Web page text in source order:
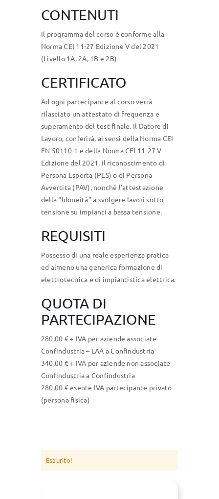
CONTENUTI
Il programma del corso è conforme alla
Norma CEI 11-27 Edizione V del 2021
(Livello 1A, 2A, 1B e 2B)
CERTIFICATO
Ad ogni partecipante al corso verrà
rilasciato un attestato di frequenza e
superamento del test finale. Il Datore di
Lavoro, conferirà, ai sensi della Norma CEI
EN 50110-1 e della Norma CEI 11-27 V
Edizione del 2021, il riconoscimento di
Persona Esperta (PES) o di Persona
Avvertita (PAV), nonché l’attestazione
della “Idoneità” a svolgere lavori sotto
tensione su impianti a bassa tensione.
REQUISITI
Possesso di una reale esperienza pratica
ed almeno una generica formazione di
elettrotecnica e di impiantistica elettrica.
QUOTA DI
PARTECIPAZIONE
280,00 € + IVA per aziende associate
Confindustria – LAA a Confindustria
340,00 € + IVA per aziende non associate
Confindustria a Confindustria
280,00 € esente IVA partecipante privato
(persona fisica)
Esaurito!